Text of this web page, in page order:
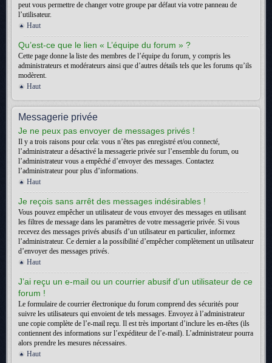
peut vous permettre de changer votre groupe par défaut via votre panneau de
l’utilisateur.
Haut
Qu’est-ce que le lien « L’équipe du forum » ?
Cette page donne la liste des membres de l’équipe du forum, y compris les
administrateurs et modérateurs ainsi que d’autres détails tels que les forums qu’ils
modèrent.
Haut
Messagerie privée
Je ne peux pas envoyer de messages privés !
Il y a trois raisons pour cela: vous n’êtes pas enregistré et/ou connecté,
l’administrateur a désactivé la messagerie privée sur l’ensemble du forum, ou
l’administrateur vous a empêché d’envoyer des messages. Contactez
l’administrateur pour plus d’informations.
Haut
Je reçois sans arrêt des messages indésirables !
Vous pouvez empêcher un utilisateur de vous envoyer des messages en utilisant
les filtres de message dans les paramètres de votre messagerie privée. Si vous
recevez des messages privés abusifs d’un utilisateur en particulier, informez
l’administrateur. Ce dernier a la possibilité d’empêcher complètement un utilisateur
d’envoyer des messages privés.
Haut
J’ai reçu un e-mail ou un courrier abusif d’un utilisateur de ce
forum !
Le formulaire de courrier électronique du forum comprend des sécurités pour
suivre les utilisateurs qui envoient de tels messages. Envoyez à l’administrateur
une copie complète de l’e-mail reçu. Il est très important d’inclure les en-têtes (ils
contiennent des informations sur l’expéditeur de l’e-mail). L’administrateur pourra
alors prendre les mesures nécessaires.
Haut